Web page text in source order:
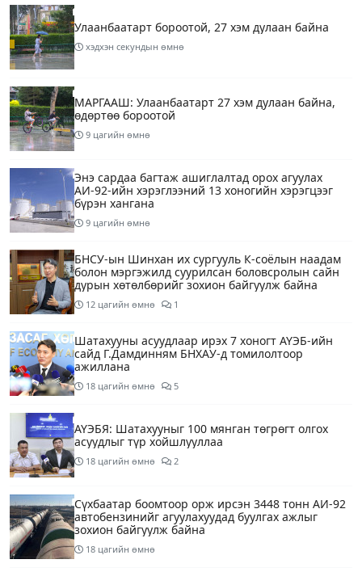
Улаанбаатарт бороотой, 27 хэм дулаан байна
хэдхэн секундын өмнө
МАРГААШ: Улаанбаатарт 27 хэм дулаан байна,
өдөртөө бороотой
9 цагийн өмнө
Энэ сардаа багтаж ашиглалтад орох агуулах
АИ-92-ийн хэрэглээний 13 хоногийн хэрэгцээг
бүрэн хангана
9 цагийн өмнө
БНСУ-ын Шинхан их сургууль К-соёлын наадам
болон мэргэжилд суурилсан боловсролын сайн
дурын хөтөлбөрийг зохион байгуулж байна
12 цагийн өмнө 1
Шатахууны асуудлаар ирэх 7 хоногт АҮЭБ-ийн
сайд Г.Дамдинням БНХАУ-д томилолтоор
ажиллана
18 цагийн өмнө 5
АҮЭБЯ: Шатахууныг 100 мянган төгрөгт олгох
асуудлыг түр хойшлууллаа
18 цагийн өмнө 2
Сүхбаатар боомтоор орж ирсэн 3448 тонн АИ-92
автобензинийг агуулахуудад буулгах ажлыг
зохион байгуулж байна
18 цагийн өмнө